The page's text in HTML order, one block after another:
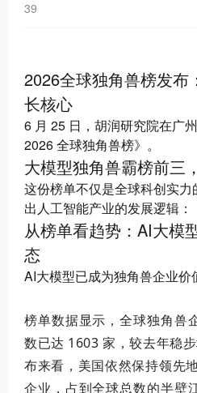
39
2026全球独角兽榜发布
长核心
6 月 25 日，胡润研究院在广
2026 全球独角兽榜》。
大模型独角兽霸榜前三
这份榜单不仅是全球科创实
出人工智能产业的发展逻辑：
从榜单看趋势：AI大模
态
AI大模型已成为独角兽企业价
榜单数据显示，全球独角兽
数已达 1603 家，较去年稳
布来看，美国依然保持领先
企业，占到全球总数的半壁